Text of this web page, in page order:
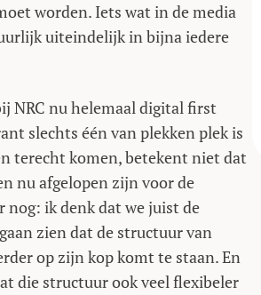
worden. Iets wat in de media
uiteindelijk in bijna iedere
NRC nu helemaal digital first
slechts één van plekken plek is
terecht komen, betekent niet dat
nu afgelopen zijn voor de
nog: ik denk dat we juist de
zien dat de structuur van
op zijn kop komt te staan. En
die structuur ook veel flexibeler